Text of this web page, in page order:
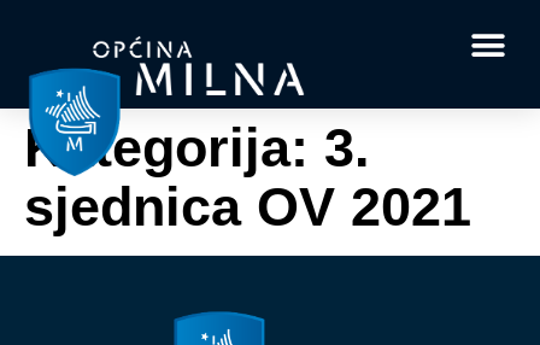
Kategorija: 3.
sjednica OV 2021